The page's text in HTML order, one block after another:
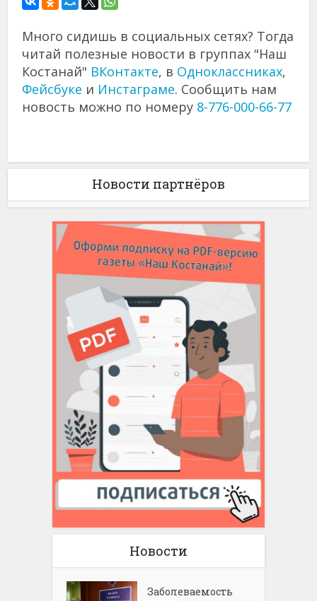
Много сидишь в социальных сетях? Тогда
читай полезные новости в группах "Наш
Костанай" ВКонтакте, в Одноклассниках,
Фейсбуке и Инстаграме. Сообщить нам
новость можно по номеру 8-776-000-66-77
Новости партнёров
Новости
Заболеваемость